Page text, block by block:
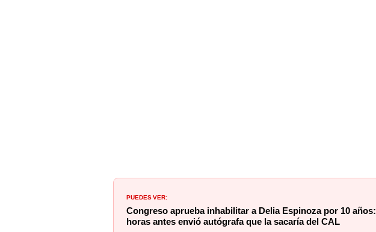
PUEDES VER:
Congreso aprueba inhabilitar a Delia Espinoza por 10 años:
horas antes envió autógrafa que la sacaría del CAL